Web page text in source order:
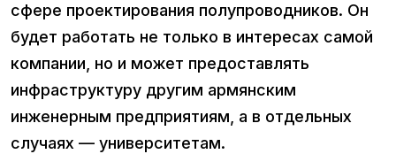
сфере проектирования полупроводников. Он
будет работать не только в интересах самой
компании, но и может предоставлять
инфраструктуру другим армянским
инженерным предприятиям, а в отдельных
случаях — университетам.